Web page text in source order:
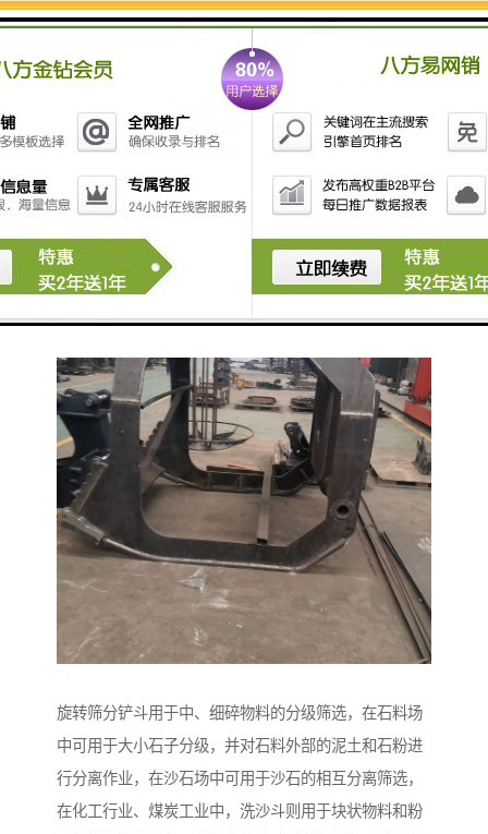
滚筒筛分斗（洗沙斗）又叫圆筒回转筛、圆筒筛、回转
筛、旋转筛等名称，洗沙斗适宜筛分的粒度级别大到几
十毫米、小至100目上下，筛网孔规格可根据物料大小多
种选择，更换方便。滚筒筛分斗*智造大观，滚筒筛分斗
（旋转筛分笼）适用于山沙、河沙的水洗作业，水道中
砾石筛选，以及含泥量比较多的沙场、搅拌站、建筑工
地等工况。
旋转筛分铲斗用于中、细碎物料的分级筛选，在石料场
中可用于大小石子分级，并对石料外部的泥土和石粉进
行分离作业，在沙石场中可用于沙石的相互分离筛选，
在化工行业、煤炭工业中，洗沙斗则用于块状物料和粉